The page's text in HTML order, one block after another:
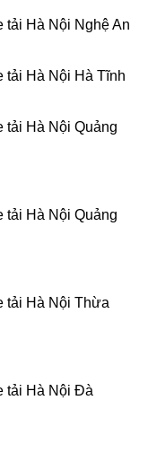
tải Hà Nội Nghệ An
tải Hà Nội Hà Tĩnh
tải Hà Nội Quảng
tải Hà Nội Quảng
tải Hà Nội Thừa
tải Hà Nội Đà